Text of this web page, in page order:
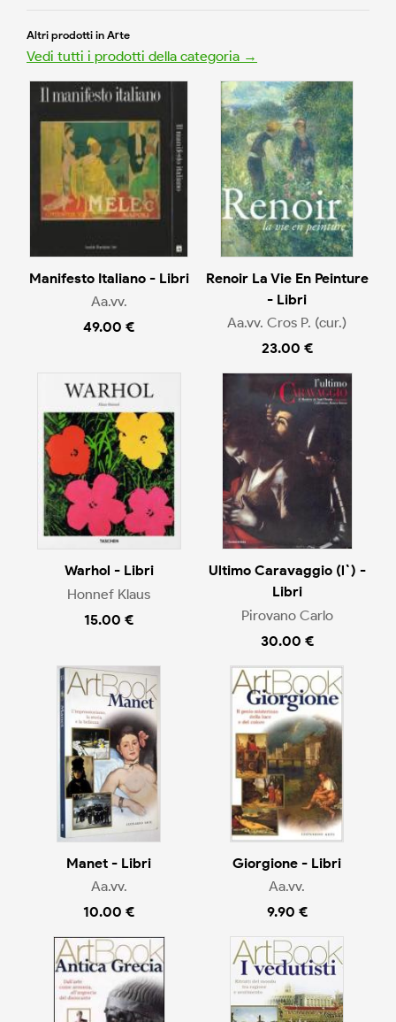
Altri prodotti in Arte
Vedi tutti i prodotti della categoria →
Manifesto Italiano - Libri
Aa.vv.
49.00 €
Renoir La Vie En Peinture
- Libri
Aa.vv. Cros P. (cur.)
23.00 €
Warhol - Libri
Honnef Klaus
15.00 €
Ultimo Caravaggio (l`) -
Libri
Pirovano Carlo
30.00 €
Manet - Libri
Aa.vv.
10.00 €
Giorgione - Libri
Aa.vv.
9.90 €